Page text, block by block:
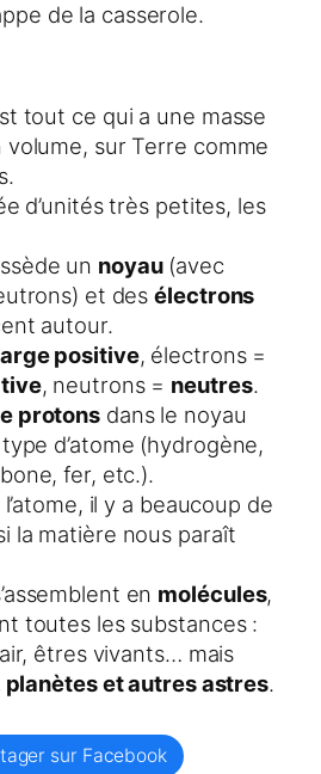
de la casserole.
tout ce qui a une masse
sur Terre comme
d’unités très petites, les
un noyau(avec
et desélectrons
autour.
positive, électrons =
, neutrons = neutres.
protons dans le noyau
d’atome (hydrogène,
fer, etc.).
l’atome, il y a beaucoup de
la matière nous paraît
en molécules,
toutes les substances :
êtres vivants… mais
planètes et autres astres.
sur Facebook